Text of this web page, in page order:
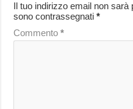
Il tuo indirizzo email non sarà
sono contrassegnati*
Commento*